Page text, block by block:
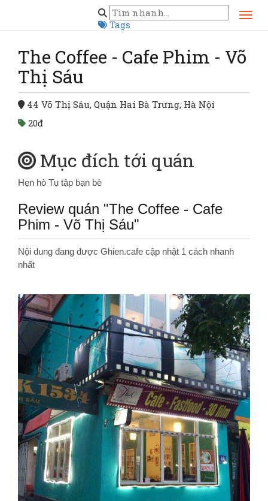
Tags
Hà Nội
The Coffee - Cafe Phim - Võ Thị Sáu
The Coffee - Cafe Phim - Võ
Thị Sáu
44 Võ Thị Sáu, Quận Hai Bà Trưng, Hà Nội
20đ
Mục đích tới quán
Hẹn hò Tụ tập bạn bè
Review quán "The Coffee - Cafe
Phim - Võ Thị Sáu"
Nội dung đang được Ghien.cafe cập nhật 1 cách nhanh
nhất